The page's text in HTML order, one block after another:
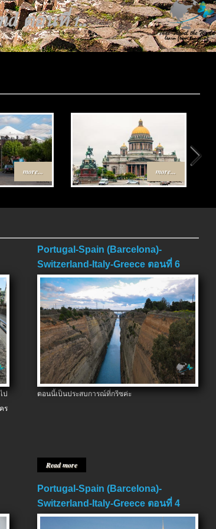
ตอนที่ 1..
ตอนจบ..
more... more...
ป
ร
Portugal-Spain (Barcelona)-
Switzerland-Italy-Greece ตอนที่ 6
ตอนจบ
ตอนนี้เป็นประสบการณ์ที่กรีซค่ะ
Read more
Portugal-Spain (Barcelona)-
Switzerland-Italy-Greece ตอนที่ 4